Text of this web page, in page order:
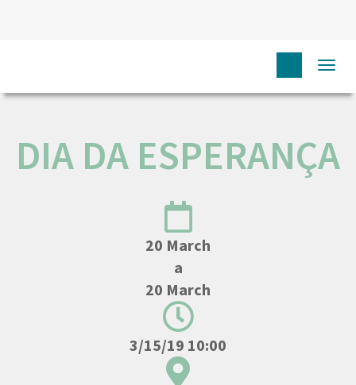
DIA DA ESPERANÇA
20 March
a
20 March
3/15/19 10:00